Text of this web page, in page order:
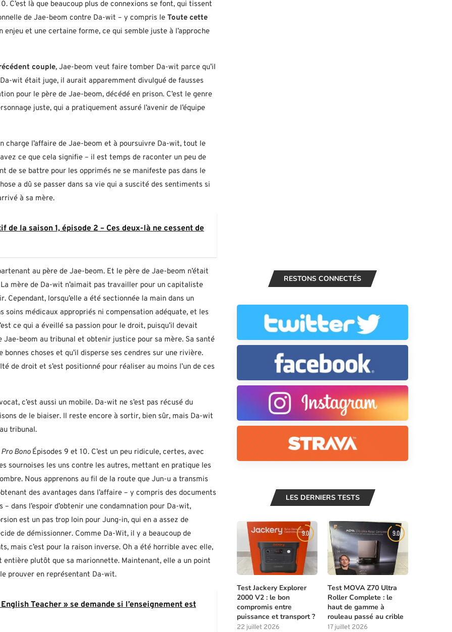
C’est là que beaucoup plus de connexions se font, qui tissent
de Jae-beom contre Da-wit – y compris le Toute cette
enjeu et une certaine forme, ce qui semble juste à l’approche
couple, Jae-beom veut faire tomber Da-wit parce qu’il
wit était juge, il aurait apparemment divulgué de fausses
pour le père de Jae-beom, décédé en prison. C’est le genre
juste, qui a pratiquement assuré l’avenir de l’équipe
charge l’affaire de Jae-beom et à poursuivre Da-wit, tout le
ce que cela signifie – il est temps de raconter un peu de
de se battre pour les opprimés ne se manifeste pas dans le
a dû se passer dans sa vie qui a suscité des sentiments si
à sa mère.
de la saison 1, épisode 2 – Ces deux-là ne cessent de
au père de Jae-beom. Et le père de Jae-beom n’était
mère de Da-wit n’aimait pas travailler pour un capitaliste
lorsqu’elle a été sectionnée la main dans un
médicaux appropriés ni compensation adéquate, et les
ce qui a éveillé sa passion pour le droit, puisqu’il devait
beom au tribunal et obtenir justice pour sa mère. Sa santé
choses et qu’il disperse ses cendres sur une rivière.
de droit et s’est positionné pour réaliser au moins l’un de ces
c’est aussi un mobile. Da-wit ne s’est pas récusé du
de le biaiser. Il reste encore à sortir, bien sûr, mais Da-wit
tribunal.
Pro Bono Épisodes 9 et 10. C’est un peu ridicule, certes, avec
sournoises les uns contre les autres, mettant en pratique les
Nous apprenons au fil de la route que Jun-u a transmis
des avantages dans l’affaire – y compris des documents
dans l’espoir d’obtenir une condamnation pour Da-wit,
est un pas trop loin pour Jung-in, qui en a assez de
de démissionner. Comme Da-Wit, il y a beaucoup de
mais c’est pour la raison inverse. Oh a été horrible avec elle,
entière plutôt que sa marionnette. Maintenant, elle a un point
prouver en représentant Da-wit.
Teacher » se demande si l’enseignement est
RESTONS CONNECTÉS
LES DERNIERS TESTS
9.0
Test Jackery Explorer
2000 V2 : le bon
compromis entre
puissance et transport ?
22 juillet 2026
9.0
Test MOVA Z70 Ultra
Roller Complete : le
haut de gamme à
rouleau passé au crible
17 juillet 2026